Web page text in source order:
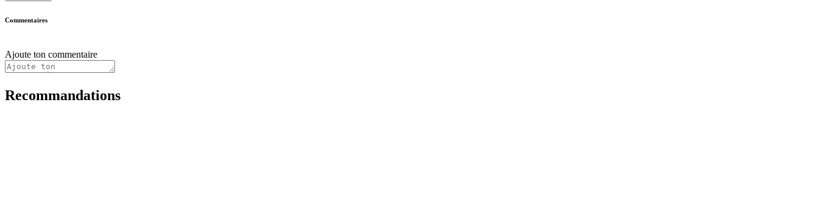
Commentaires
Ajoute ton commentaire
Recommandations